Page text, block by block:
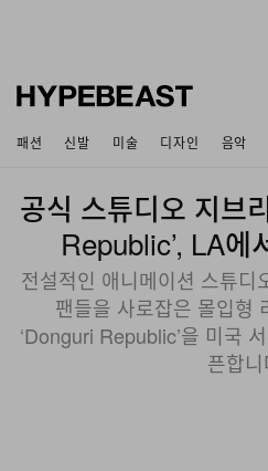
패션 신발 미술 디자인 음악
공식 스튜디오 지브
Republic’, LA에
전설적인 애니메이션 스튜
팬들을 사로잡은 몰입형
‘Donguri Republic’을 미국
픈합